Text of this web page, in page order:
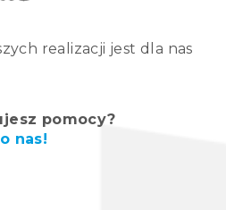
realizacji jest dla nas
pomocy?
nas!